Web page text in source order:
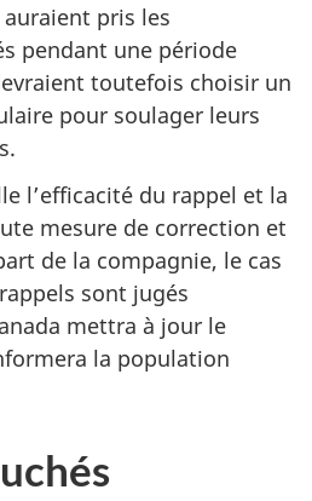
pris les
pendant une période
toutefois choisir un
pour soulager leurs
l’efficacité du rappel et la
mesure de correction et
de la compagnie, le cas
sont jugés
mettra à jour le
la population